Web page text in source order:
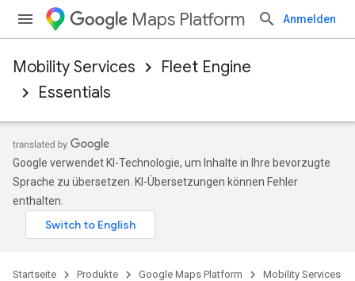
Maps Platform Anmelden
Mobility Services
Fleet Engine
Essentials
Google verwendet KI-Technologie, um Inhalte in Ihre bevorzugte
Sprache zu übersetzen. KI-Übersetzungen können Fehler
enthalten.
Startseite Produkte Google Maps Platform
Mobility Services